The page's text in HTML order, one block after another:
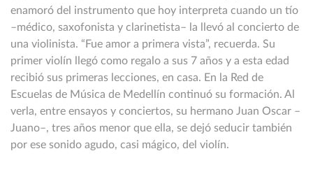
enamoró del instrumento que hoy interpreta cuando un tío
–médico, saxofonista y clarinetista– la llevó al concierto de
una violinista. “Fue amor a primera vista”, recuerda. Su
primer violín llegó como regalo a sus 7 años y a esta edad
recibió sus primeras lecciones, en casa. En la Red de
Escuelas de Música de Medellín continuó su formación. Al
verla, entre ensayos y conciertos, su hermano Juan Oscar –
Juano–, tres años menor que ella, se dejó seducir también
por ese sonido agudo, casi mágico, del violín.